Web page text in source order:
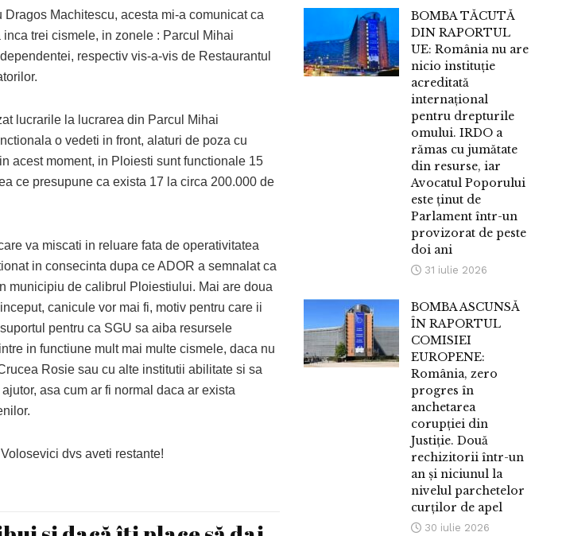
Dragos Machitescu, acesta mi-a comunicat ca
trei cismele, in zonele : Parcul Mihai
respectiv vis-a-vis de Restaurantul
lucrarile la lucrarea din Parcul Mihai
o vedeti in front, alaturi de poza cu
acest moment, in Ploiesti sunt functionale 15
ce presupune ca exista 17 la circa 200.000 de
va miscati in reluare fata de operativitatea
in consecinta dupa ce ADOR a semnalat ca
municipiu de calibrul Ploiestiului. Mai are doua
canicule vor mai fi, motiv pentru care ii
pentru ca SGU sa aiba resursele
in functiune mult mai multe cismele, daca nu
Rosie sau cu alte institutii abilitate si sa
asa cum ar fi normal daca ar exista
dvs aveti restante!
BOMBA TĂCUTĂ
DIN RAPORTUL
UE: România nu are
nicio instituție
acreditată
internațional
pentru drepturile
omului. IRDO a
rămas cu jumătate
din resurse, iar
Avocatul Poporului
este ținut de
Parlament într-un
provizorat de peste
doi ani
31 iulie 2026
BOMBA ASCUNSĂ
ÎN RAPORTUL
COMISIEI
EUROPENE:
România, zero
progres în
anchetarea
corupției din
Justiție. Două
rechizitorii într-un
an și niciunul la
nivelul parchetelor
curților de apel
30 iulie 2026